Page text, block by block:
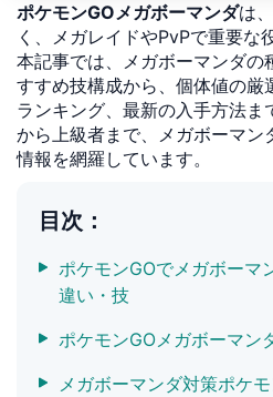
ポケモンGOメガボーマンダは
く、メガレイドやPvPで重要な
本記事では、メガボーマンダの
すすめ技構成から、個体値の厳
ランキング、最新の入手方法
から上級者まで、メガボーマン
情報を網羅しています。
目次：
ポケモンGOでメガボーマ
違い・技
ポケモンGOメガボーマン
メガボーマンダ対策ポケ